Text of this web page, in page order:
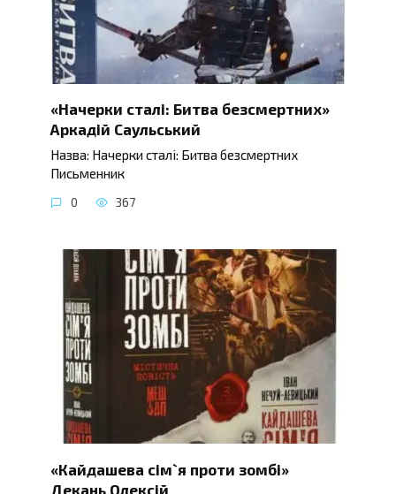
«Начерки сталі: Битва безсмертних»
Аркадій Саульський
Назва: Начерки сталі: Битва безсмертних
Письменник
0 367
«Кайдашева сім`я проти зомбі»
Декань Олексій